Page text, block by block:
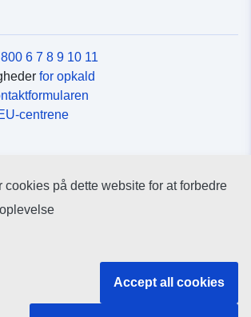
6 7 8 9 10 11
for opkald
centrene
påsociale medier
og -organer
cookies på dette website for at forbedre
Accept all cookies